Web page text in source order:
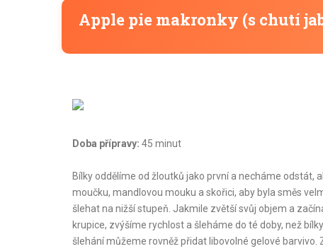
Apple pie makronky (s chutí
Doba přípravy: 45 minut
Bílky oddělíme od žloutků jako první a necháme
moučku, mandlovou mouku a skořici, aby byla směs
šlehat na nižší stupeň. Jakmile zvětší svůj objem a
krupice, zvýšíme rychlost a šleháme do té doby, než
šlehání můžeme rovněž přidat libovolné gelové